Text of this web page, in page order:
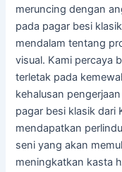
meruncing dengan
pada pagar besi
mendalam tentang
visual. Kami percaya
terletak pada
kehalusan
pagar besi klasik dari
mendapatkan
seni yang akan
meningkatkan kasta